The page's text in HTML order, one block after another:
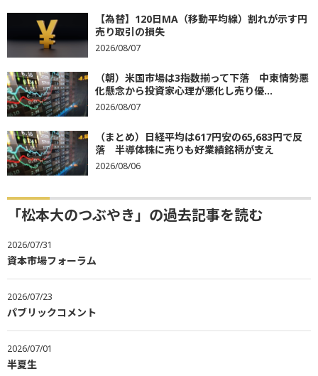
【為替】120日MA（移動平均線）割れが示す円
売り取引の損失
2026/08/07
（朝）米国市場は3指数揃って下落 中東情勢悪
化懸念から投資家心理が悪化し売り優...
2026/08/07
（まとめ）日経平均は617円安の65,683円で反
落 半導体株に売りも好業績銘柄が支え
2026/08/06
「松本大のつぶやき」の過去記事を読む
2026/07/31
資本市場フォーラム
2026/07/23
パブリックコメント
2026/07/01
半夏生